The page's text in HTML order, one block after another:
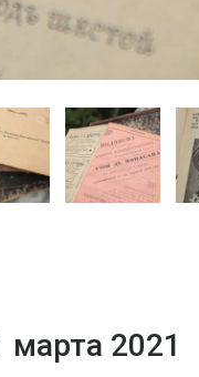
марта 2021